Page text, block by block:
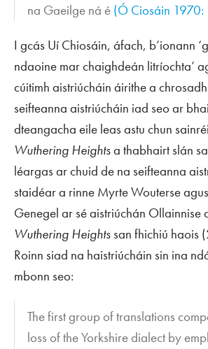
na Gaeilge ná é (Ó Ciosáin
I gcás Uí Chiosáin, áfach, b’ionann
ndaoine mar chaighdeán litríochta’
cúitimh aistriúcháin áirithe a
seifteanna aistriúcháin iad seo ar
dteangacha eile leas astu chun
Wuthering Heightsa thabhairt slán
léargas ar chuid de na seifteanna
staidéar a rinne Myrte Wouterse
Genegel ar sé aistriúchán Ollainnise
Wuthering Heights san fhichiú haois
Roinn siad na haistriúcháin sin ina
mbonn seo:
The first group of translations
loss of the Yorkshire dialect by